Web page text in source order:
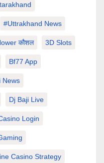
#Uttrakhand News
कौशल 3D Slots
Bf77 App
News
Dj Baji Live
Login
Casino Strategy